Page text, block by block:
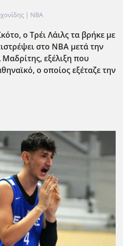
| NBA
ο Τρέι Λάιλς τα βρήκε με
στο ΝΒΑ μετά την
εξέλιξη που
ο οποίος εξέταζε την